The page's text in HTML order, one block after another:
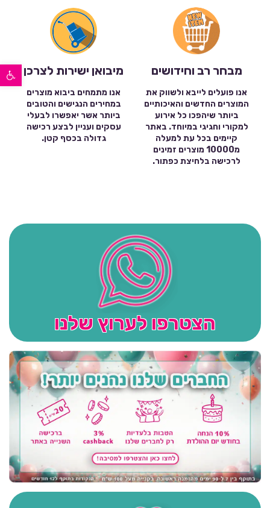
פתח סרגל נגישות מבחר רב וחידושים
אנו פועלים לייבא ולשווק את
המוצרים החדשים והאיכותיים
ביותר שיהפכו כל אירוע
למקורי וחגיגי במיוחד. באתר
קיימים בכל עת למעלה
מ10000 מוצרים זמינים
לרכישה בלחיצת כפתור.
מיבואן ישירות לצרכן
אנו מתמחים ביבוא מוצרים
במחירים הנגישים והטובים
ביותר אשר יאפשרו לבעלי
עסקים ועניין לבצע רכישה
גדולה בכסף קטן.
הצטרפו לערוץ שלנו